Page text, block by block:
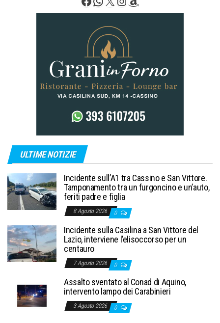
ULTIME NOTIZIE
Incidente sull’A1 tra Cassino e San Vittore.
Tamponamento tra un furgoncino e un’auto,
feriti padre e figlia
8 Agosto 2026 0
Incidente sulla Casilina a San Vittore del
Lazio, interviene l’elisoccorso per un
centauro
7 Agosto 2026 0
Assalto sventato al Conad di Aquino,
intervento lampo dei Carabinieri
3 Agosto 2026 0